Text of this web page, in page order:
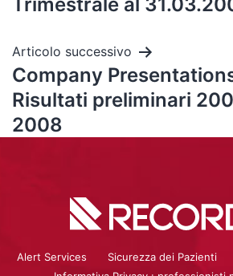
Articolo successivo
Company
Risultati preliminari
2008
Alert Services Sicurezza dei Pazienti